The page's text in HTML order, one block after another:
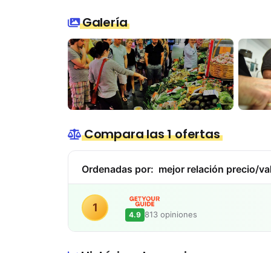
Galería
Compara las 1 ofertas
Ordenadas por: mejor relación precio/
1
4.9 813 opiniones